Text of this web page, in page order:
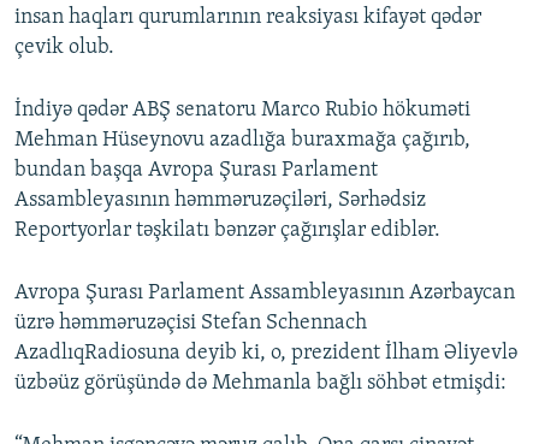
insan haqları qurumlarının reaksiyası kifayət qədər
çevik olub.
İndiyə qədər ABŞ senatoru Marco Rubio hökuməti
Mehman Hüseynovu azadlığa buraxmağa çağırıb,
bundan başqa Avropa Şurası Parlament
Assambleyasının həmməruzəçiləri, Sərhədsiz
Reportyorlar təşkilatı bənzər çağırışlar ediblər.
Avropa Şurası Parlament Assambleyasının Azərbaycan
üzrə həmməruzəçisi Stefan Schennach
AzadlıqRadiosuna deyib ki, o, prezident İlham Əliyevlə
üzbəüz görüşündə də Mehmanla bağlı söhbət etmişdi: